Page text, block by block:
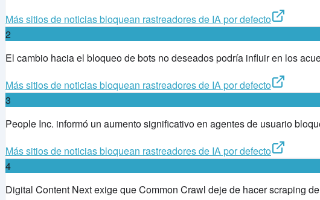
Más sitios de noticias bloquean rastreadores de IA por defecto
2
El cambio hacia el bloqueo de bots no deseados podría influir en los
Más sitios de noticias bloquean rastreadores de IA por defecto
3
People Inc. informó un aumento significativo en agentes de usuario
Más sitios de noticias bloquean rastreadores de IA por defecto
4
Digital Content Next exige que Common Crawl deje de hacer scraping